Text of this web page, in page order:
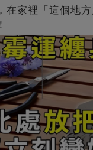
在家裡「這個地方